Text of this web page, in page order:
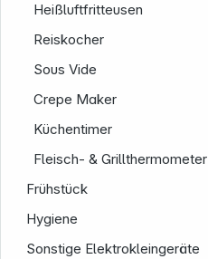
Heißluftfritteusen
Reiskocher
Sous Vide
Crepe Maker
Küchentimer
Fleisch- & Grillthermometer
Frühstück
Hygiene
Sonstige Elektrokleingeräte
Informationen